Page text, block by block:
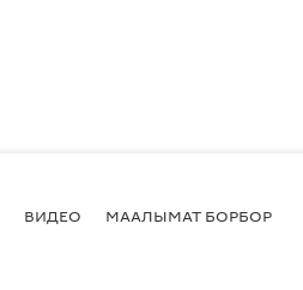
ВИДЕО МААЛЫМАТ БОРБОР